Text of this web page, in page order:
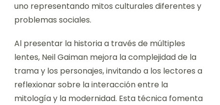
uno representando mitos culturales diferentes y
problemas sociales.
Al presentar la historia a través de múltiples
lentes, Neil Gaiman mejora la complejidad de la
trama y los personajes, invitando a los lectores a
reflexionar sobre la interacción entre la
mitología y la modernidad. Esta técnica fomenta